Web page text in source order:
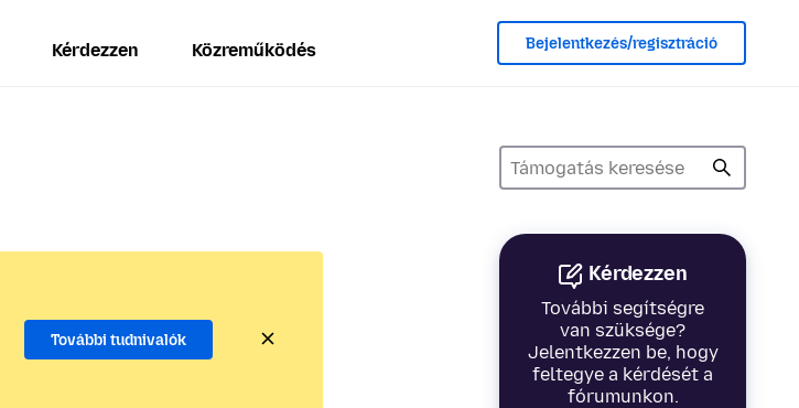
Kérdezzen Közreműködés Bejelentkezés/regisztráció
Kérdezzen
További segítségre
van szüksége?
Jelentkezzen be, hogy
feltegye a kérdését a
fórumunkon.
További tudnivalók